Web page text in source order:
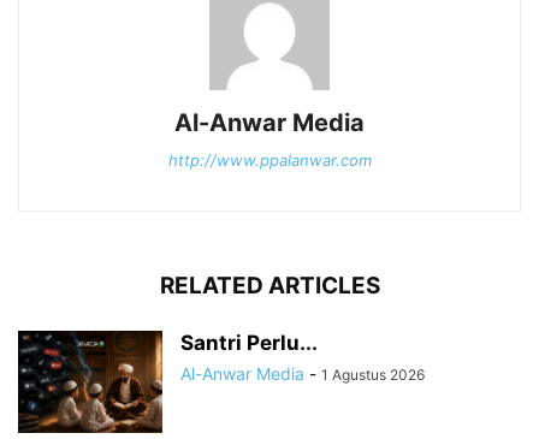
Al-Anwar Media
http://www.ppalanwar.com
RELATED ARTICLES
Santri Perlu...
Al-Anwar Media - 1 Agustus 2026